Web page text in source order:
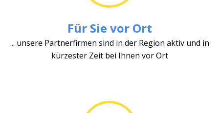
Für Sie vor Ort
... unsere Partnerfirmen sind in der Region aktiv und in
kürzester Zeit bei Ihnen vor Ort